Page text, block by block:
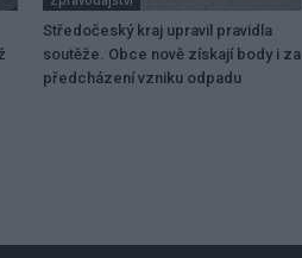
Středočeský kraj upravil pravidla
soutěže. Obce nově získají body i za
předcházení vzniku odpadu